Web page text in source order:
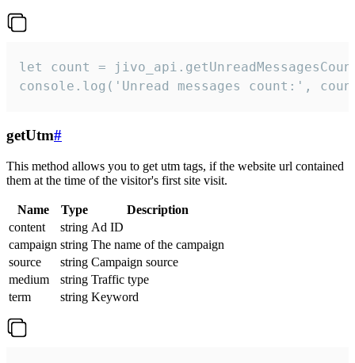
let count =
console.log('Unread messages count:',
getUtm#
This method allows you to get utm tags, if the website url contained
them at the time of the visitor's first site visit.
Name Type
Description
content
string Ad ID
campaign string The name of the campaign
source
string Campaign source
medium
string Traffic type
term
string Keyword